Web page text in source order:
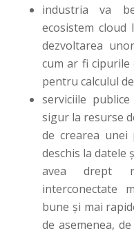
industria va
ecosistem cloud
dezvoltarea
cum ar fi cipurile
pentru calculul
serviciile
sigur la resurse
de crearea unei
deschis la datele
avea drept
interconectate
bune și mai
de asemenea,